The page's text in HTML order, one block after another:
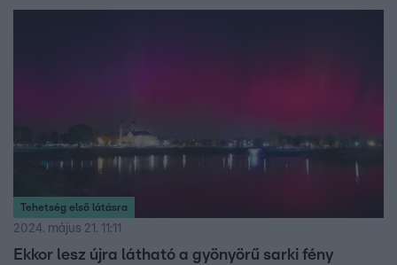
Tehetség első látásra
2024. május 21. 11:11
Ekkor lesz újra látható a gyönyörű sarki fény